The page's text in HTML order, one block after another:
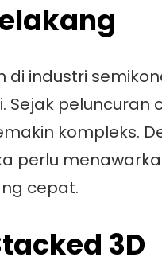
di industri
kompleks.
perlu
cepat.
3D